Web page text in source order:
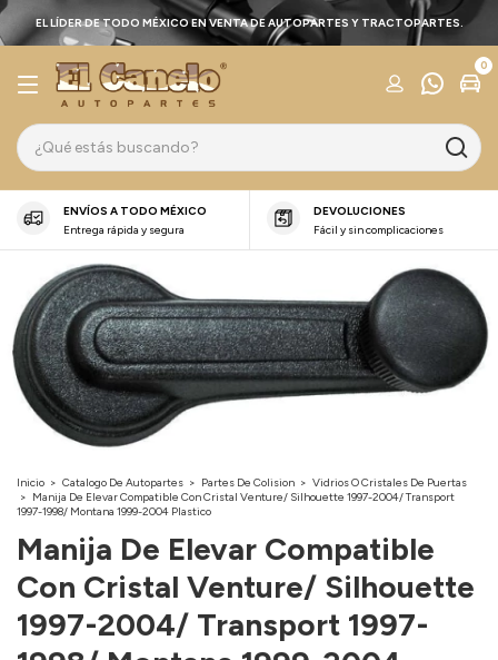
EL LÍDER DE TODO MÉXICO EN VENTA DE AUTOPARTES Y TRACTOPARTES.
0
ENVÍOS A TODO MÉXICO
Entrega rápida y segura
DEVOLUCIONES
Fácil y sin complicaciones
Inicio > Catalogo De Autopartes > Partes De Colision > Vidrios O Cristales De Puertas
> Manija De Elevar Compatible Con Cristal Venture/ Silhouette 1997-2004/ Transport
1997-1998/ Montana 1999-2004 Plastico
Manija De Elevar Compatible
Con Cristal Venture/ Silhouette
1997-2004/ Transport 1997-